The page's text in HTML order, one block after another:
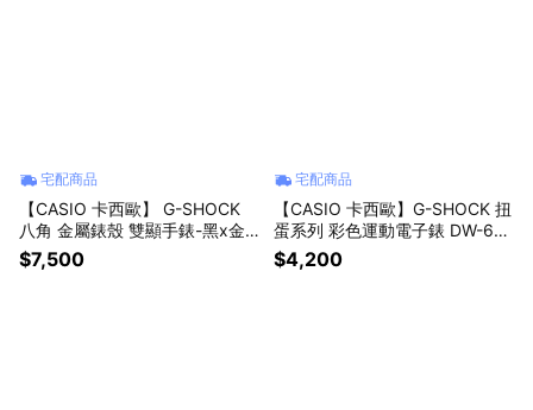
宅配商品
【CASIO 卡西歐】 G-SHOCK
八角 金屬錶殼 雙顯手錶-黑x金
GM-2100G-1A9
$7,500
宅配商品
【CASIO 卡西歐】G-SHOCK 扭
蛋系列 彩色運動電子錶 DW-69
00GL-4
$4,200